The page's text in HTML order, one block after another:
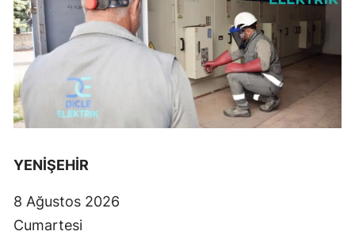
YENİŞEHİR
8 Ağustos 2026
Cumartesi